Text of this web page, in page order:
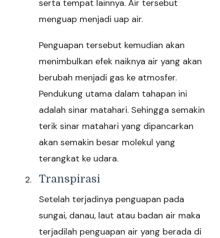
serta tempat lainnya. Air tersebut
menguap menjadi uap air.
Penguapan tersebut kemudian akan
menimbulkan efek naiknya air yang akan
berubah menjadi gas ke atmosfer.
Pendukung utama dalam tahapan ini
adalah sinar matahari. Sehingga semakin
terik sinar matahari yang dipancarkan
akan semakin besar molekul yang
terangkat ke udara.
Transpirasi
Setelah terjadinya penguapan pada
sungai, danau, laut atau badan air maka
terjadilah penguapan air yang berada di